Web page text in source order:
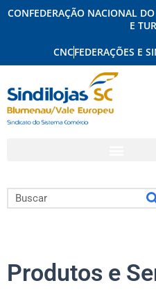
CONFEDERAÇÃO NACIONAL
E
CNCFEDERAÇÕES E
Pesquisar
Produtos e